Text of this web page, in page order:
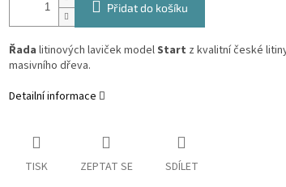
Přidat do košíku
Řada litinových laviček modelStart z kvalitní české
masivního dřeva.
Detailní informace
TISK ZEPTAT SE SDÍLET